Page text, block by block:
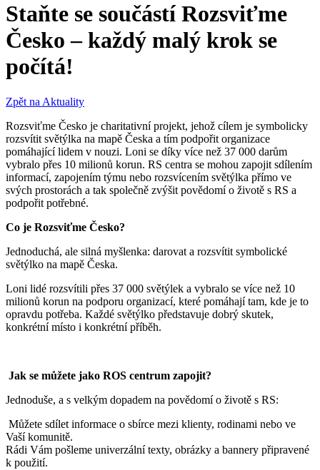
Staňte se součástí Rozsviťme
Česko – každý malý krok se
počítá!
Zpět na Aktuality
Rozsviťme Česko je charitativní projekt, jehož cílem je symbolicky
rozsvítit světýlka na mapě Česka a tím podpořit organizace
pomáhající lidem v nouzi. Loni se díky více než 37 000 darům
vybralo přes 10 milionů korun. RS centra se mohou zapojit sdílením
informací, zapojením týmu nebo rozsvícením světýlka přímo ve
svých prostorách a tak společně zvýšit povědomí o životě s RS a
podpořit potřebné.
Co je Rozsviťme Česko?
Jednoduchá, ale silná myšlenka: darovat a rozsvítit symbolické
světýlko na mapě Česka.
Loni lidé rozsvítili přes 37 000 světýlek a vybralo se více než 10
milionů korun na podporu organizací, které pomáhají tam, kde je to
opravdu potřeba. Každé světýlko představuje dobrý skutek,
konkrétní místo i konkrétní příběh.
Jak se můžete jako ROS centrum zapojit?
Jednoduše, a s velkým dopadem na povědomí o životě s RS:
Můžete sdílet informace o sbírce mezi klienty, rodinami nebo ve
Vaší komunitě.
Rádi Vám pošleme univerzální texty, obrázky a bannery připravené
k použití.